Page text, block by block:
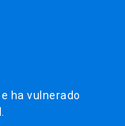
ha vulnerado